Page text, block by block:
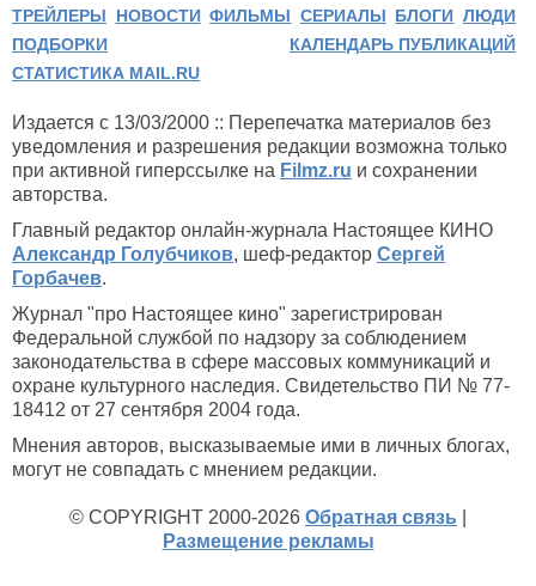
ТРЕЙЛЕРЫ НОВОСТИ ФИЛЬМЫ СЕРИАЛЫ БЛОГИ ЛЮДИ
ПОДБОРКИ
КАЛЕНДАРЬ ПУБЛИКАЦИЙ
СТАТИСТИКА MAIL.RU
Издается с 13/03/2000 :: Перепечатка материалов без
уведомления и разрешения редакции возможна только
при активной гиперссылке на Filmz.ru и сохранении
авторства.
Главный редактор онлайн-журнала Настоящее КИНО
Александр Голубчиков, шеф-редактор Сергей
Горбачев.
Журнал "про Настоящее кино" зарегистрирован
Федеральной службой по надзору за соблюдением
законодательства в сфере массовых коммуникаций и
охране культурного наследия. Свидетельство ПИ № 77-
18412 от 27 сентября 2004 года.
Мнения авторов, высказываемые ими в личных блогах,
могут не совпадать с мнением редакции.
© COPYRIGHT 2000-2026 Обратная связь
Размещение рекламы